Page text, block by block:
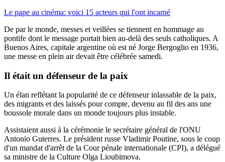
Le pape au cinéma: voici 15 acteurs qui l'ont incarné
De par le monde, messes et veillées se tiennent en hommage au
pontife dont le message portait bien au-delà des seuls catholiques. A
Buenos Aires, capitale argentine où est né Jorge Bergoglio en 1936,
une messe en plein air devait être célébrée samedi.
Il était un défenseur de la paix
Un élan reflétant la popularité de ce défenseur inlassable de la paix,
des migrants et des laissés pour compte, devenu au fil des ans une
boussole morale dans un monde toujours plus instable.
Assistaient aussi à la cérémonie le secrétaire général de l'ONU
Antonio Guterres. Le président russe Vladimir Poutine, sous le coup
d'un mandat d'arrêt de la Cour pénale internationale (CPI), a délégué
sa ministre de la Culture Olga Lioubimova.